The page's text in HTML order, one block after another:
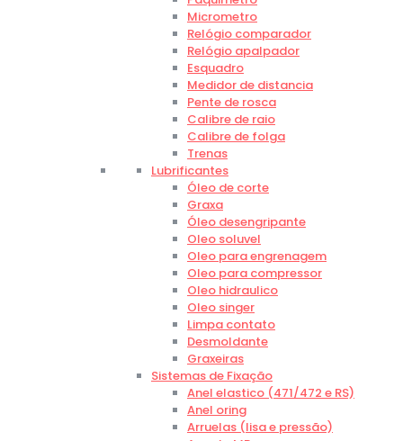
Micrometro
Relógio comparador
Relógio apalpador
Esquadro
Medidor de distancia
Pente de rosca
Calibre de raio
Calibre de folga
Trenas
Lubrificantes
Óleo de corte
Graxa
Óleo desengripante
Oleo soluvel
Oleo para engrenagem
Oleo para compressor
Oleo hidraulico
Oleo singer
Limpa contato
Desmoldante
Graxeiras
Sistemas de Fixação
Anel elastico (471/472 e RS)
Anel oring
Arruelas (lisa e pressão)